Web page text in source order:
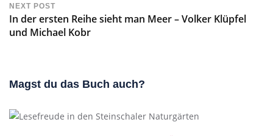
NEXT POST
In der ersten Reihe sieht man Meer – Volker Klüpfel
und Michael Kobr
Magst du das Buch auch?